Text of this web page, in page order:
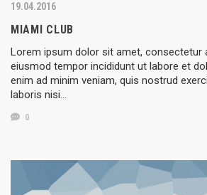
19.04.2016
MIAMI CLUB
Lorem ipsum dolor sit amet, consectetur
eiusmod tempor incididunt ut labore et
enim ad minim veniam, quis nostrud
laboris nisi…
0